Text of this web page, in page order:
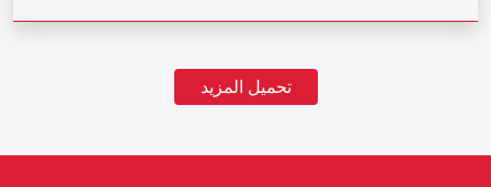
تحميل المزيد